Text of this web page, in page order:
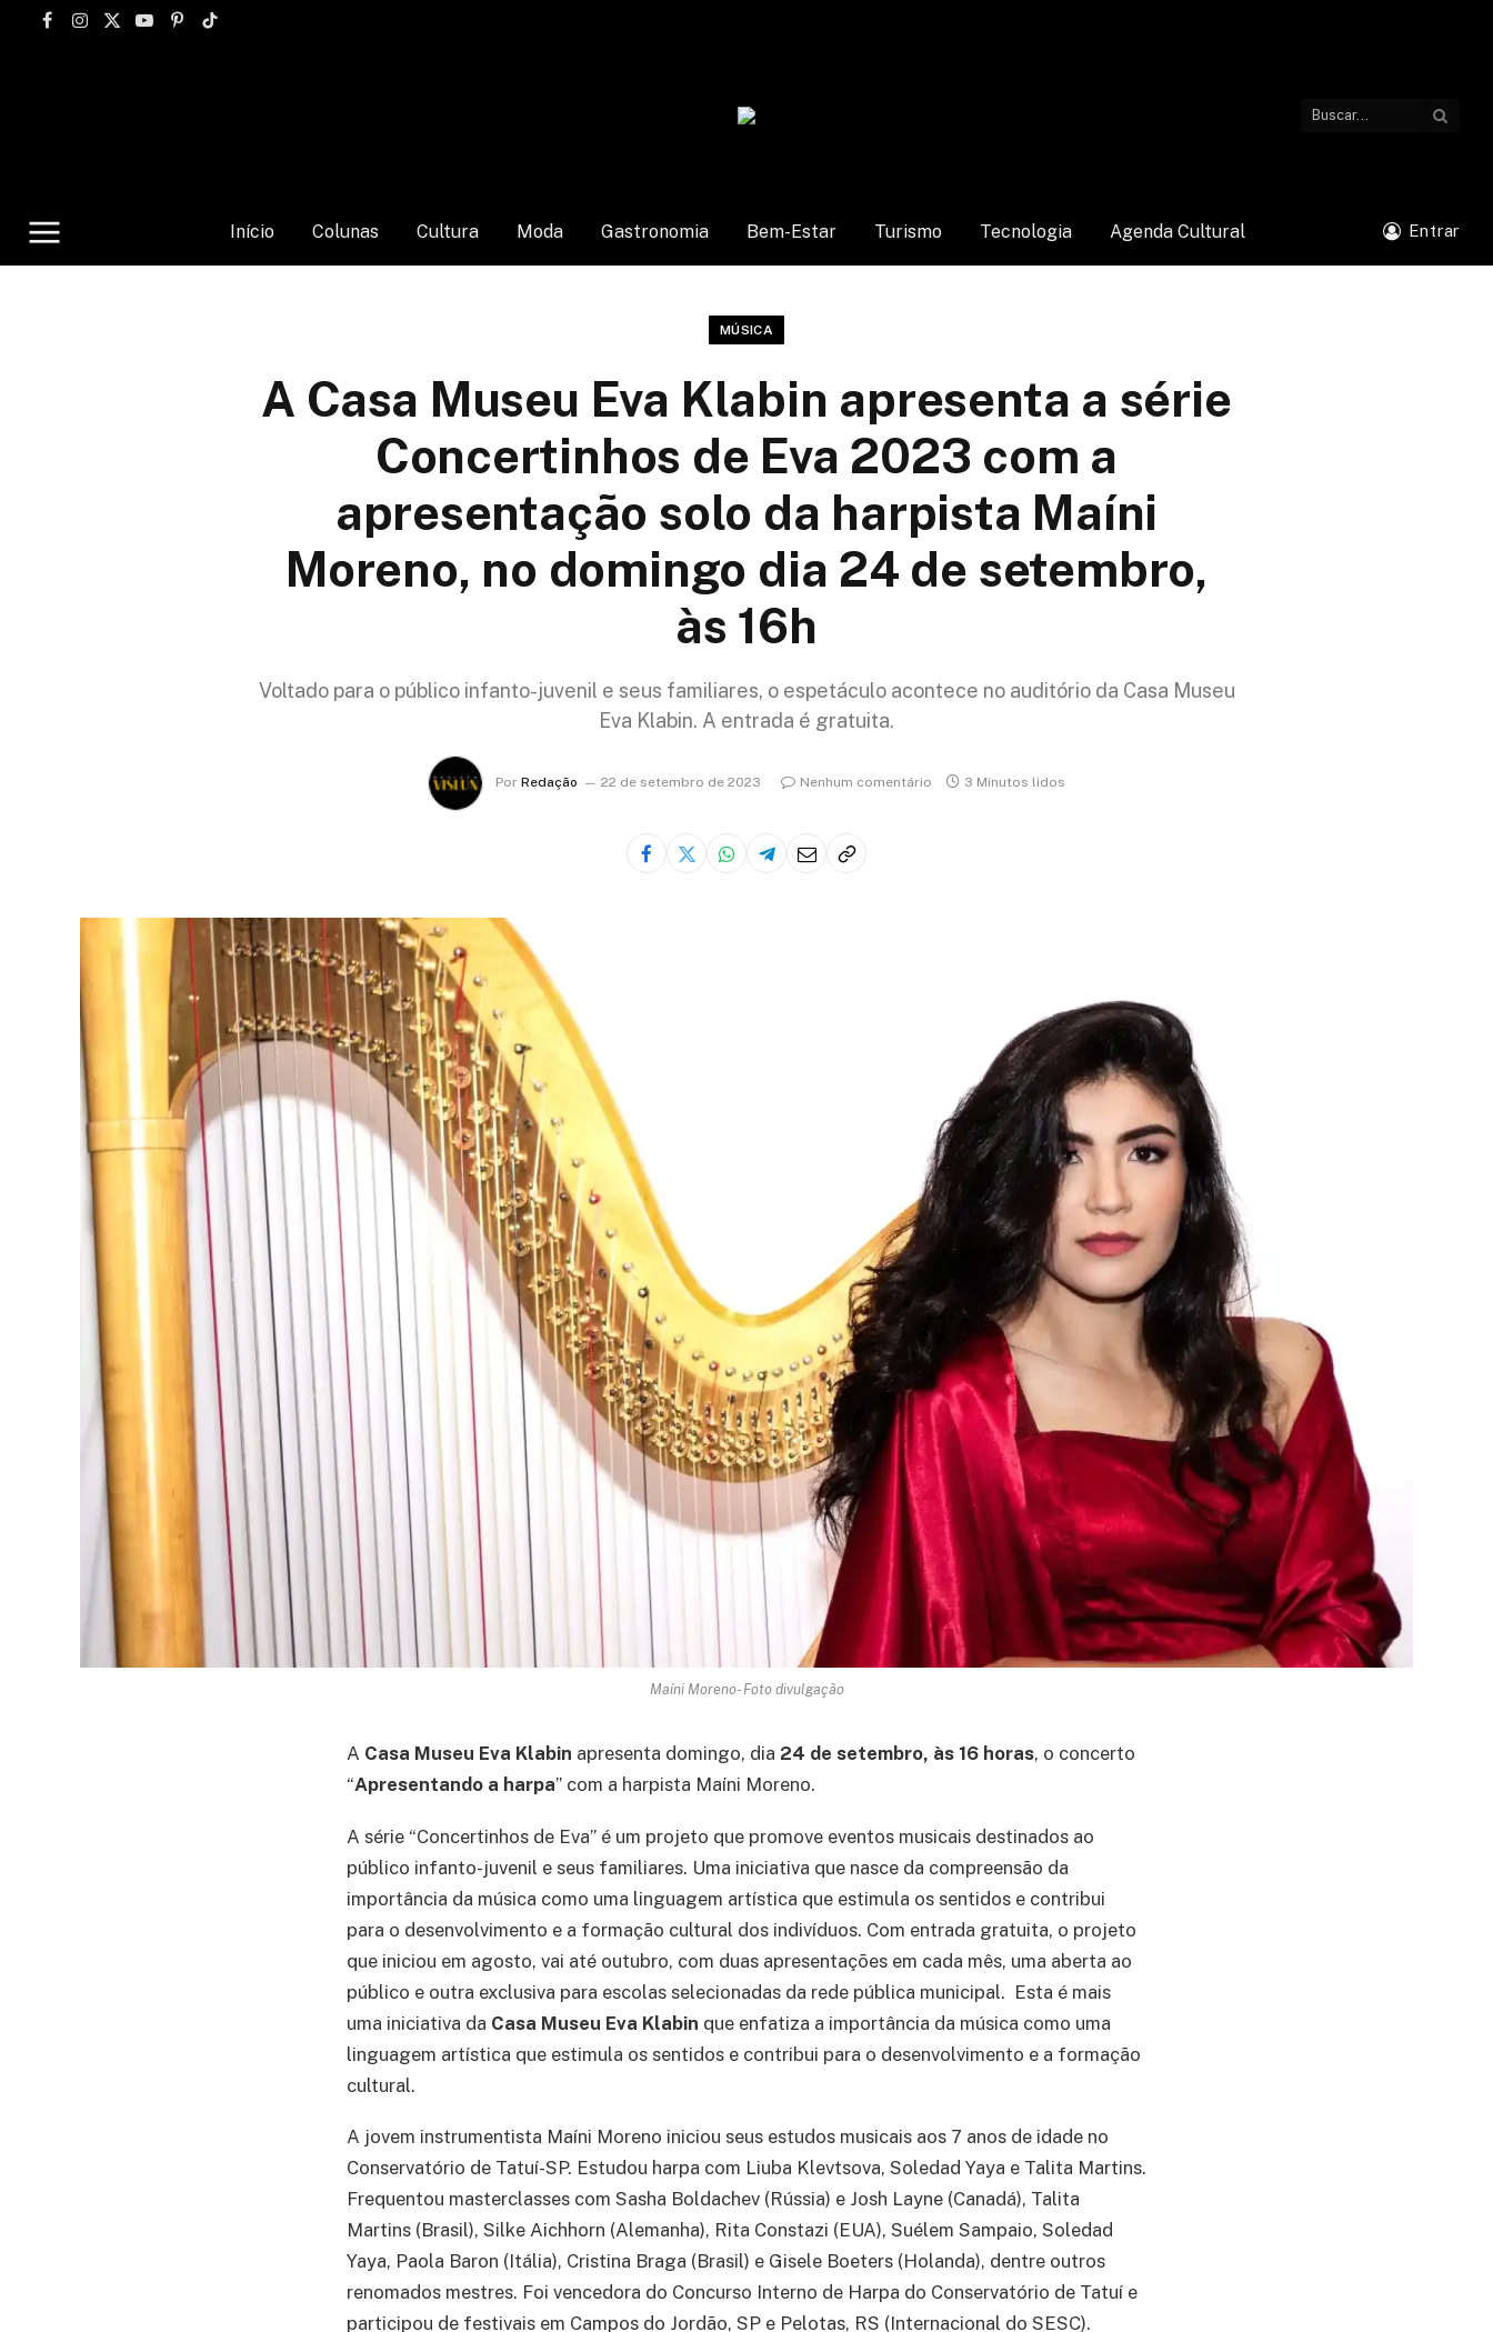
Facebook
Instagram
X
YouTubePinterest
TikTok
Início Colunas Cultura Moda Gastronomia Bem-Estar Turismo Tecnologia Agenda Cultural Entrar
MÚSICA
A Casa Museu Eva Klabin apresenta a série
Concertinhos de Eva 2023 com a
apresentação solo da harpista Maíni
Moreno, no domingo dia 24 de setembro,
às 16h
Voltado para o público infanto-juvenil e seus familiares, o espetáculo acontece no auditório da Casa Museu
Eva Klabin. A entrada é gratuita.
Por Redação 22 de setembro de 2023 Nenhum comentário 3 Minutos lidos
Maíni Moreno- Foto divulgação
A Casa Museu Eva Klabin apresenta domingo, dia 24 de setembro, às 16 horas, o concerto
“Apresentando a harpa” com a harpista Maíni Moreno.
A série “Concertinhos de Eva” é um projeto que promove eventos musicais destinados ao
público infanto-juvenil e seus familiares. Uma iniciativa que nasce da compreensão da
importância da música como uma linguagem artística que estimula os sentidos e contribui
para o desenvolvimento e a formação cultural dos indivíduos. Com entrada gratuita, o projeto
que iniciou em agosto, vai até outubro, com duas apresentações em cada mês, uma aberta ao
público e outra exclusiva para escolas selecionadas da rede pública municipal. Esta é mais
uma iniciativa da Casa Museu Eva Klabin que enfatiza a importância da música como uma
linguagem artística que estimula os sentidos e contribui para o desenvolvimento e a formação
cultural.
A jovem instrumentista Maíni Moreno iniciou seus estudos musicais aos 7 anos de idade no
Conservatório de Tatuí-SP. Estudou harpa com Liuba Klevtsova, Soledad Yaya e Talita Martins.
Frequentou masterclasses com Sasha Boldachev (Rússia) e Josh Layne (Canadá), Talita
Martins (Brasil), Silke Aichhorn (Alemanha), Rita Constazi (EUA), Suélem Sampaio, Soledad
Yaya, Paola Baron (Itália), Cristina Braga (Brasil) e Gisele Boeters (Holanda), dentre outros
renomados mestres. Foi vencedora do Concurso Interno de Harpa do Conservatório de Tatuí e
participou de festivais em Campos do Jordão, SP e Pelotas, RS (Internacional do SESC).